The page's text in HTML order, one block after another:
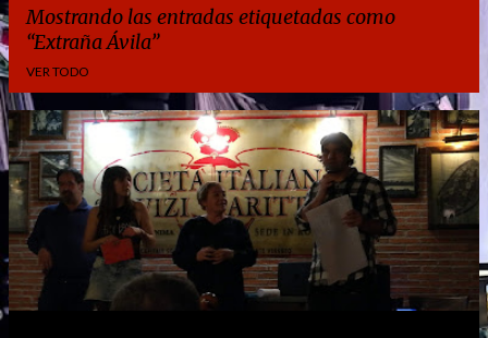
Mostrando las entradas etiquetadas como
Extraña Ávila
VER TODO
E
n
t
r
a
d